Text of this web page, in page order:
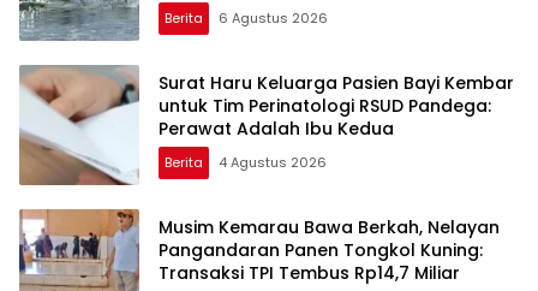
Berita 6 Agustus 2026
Surat Haru Keluarga Pasien Bayi Kembar
untuk Tim Perinatologi RSUD Pandega:
Perawat Adalah Ibu Kedua
Berita 4 Agustus 2026
Musim Kemarau Bawa Berkah, Nelayan
Pangandaran Panen Tongkol Kuning:
Transaksi TPI Tembus Rp14,7 Miliar